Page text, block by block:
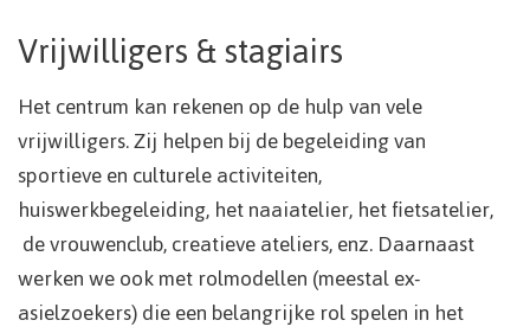
Vrijwilligers & stagiairs
Het centrum kan rekenen op de hulp van vele
vrijwilligers. Zij helpen bij de begeleiding van
sportieve en culturele activiteiten,
huiswerkbegeleiding, het naaiatelier, het fietsatelier,
de vrouwenclub, creatieve ateliers, enz. Daarnaast
werken we ook met rolmodellen (meestal ex-
asielzoekers) die een belangrijke rol spelen in het